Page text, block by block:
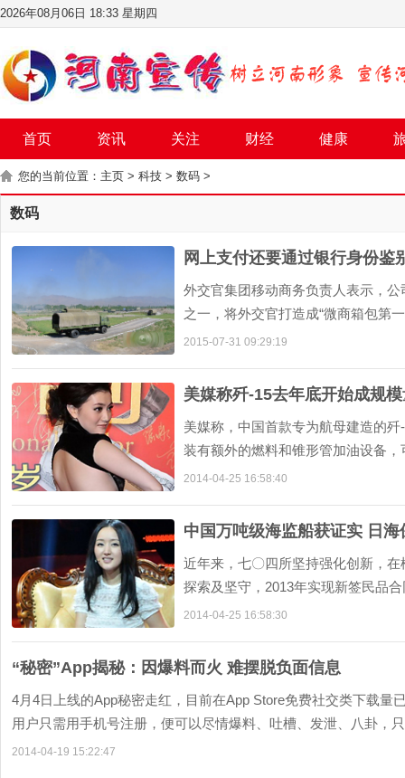
2026年08月06日 18:33 星期四
首页 资讯 关注 财经 健康
您的当前位置： 主页 > 科技 > 数码 >
数码
网上支付还要通过银行身份鉴
外交官集团移动商务负责人表示，
之一，将外交官打造成“微商箱包第
2015-07-31 09:29:19
美媒称歼-15去年底开始成规
美媒称，中国首款专为航母建造的
装有额外的燃料和锥形管加油设备
站1月16日指出，这样，当一艘航母
2014-04-25 16:58:40
中国万吨级海监船获证实 日
近年来，七〇四所坚持强化创新，
探索及坚守，2013年实现新签民品
断取得新突破。 突破一：在海洋工
2014-04-25 16:58:30
“秘密”App揭秘：因爆料而火 难摆脱负面信息
4月4日上线的App秘密走红，目前在App Store免费社交类下载量
用户只需用手机号注册，便可以尽情爆料、吐槽、发泄、八卦，
2014-04-19 15:22:47